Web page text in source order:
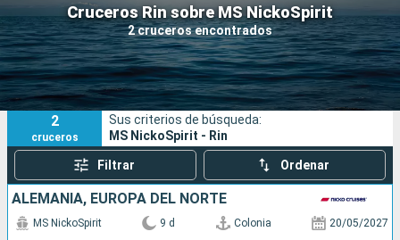
Cruceros Rin sobre MS NickoSpirit
2 cruceros encontrados
Nuestros destinos
Fecha de salida
Puertos Compañías
Buscar
2
cruceros
Sus criterios de búsqueda:
MS NickoSpirit - Rin
Filtrar Ordenar
ALEMANIA, EUROPA DEL NORTE
MS NickoSpirit 9 d Colonia 20/05/2027